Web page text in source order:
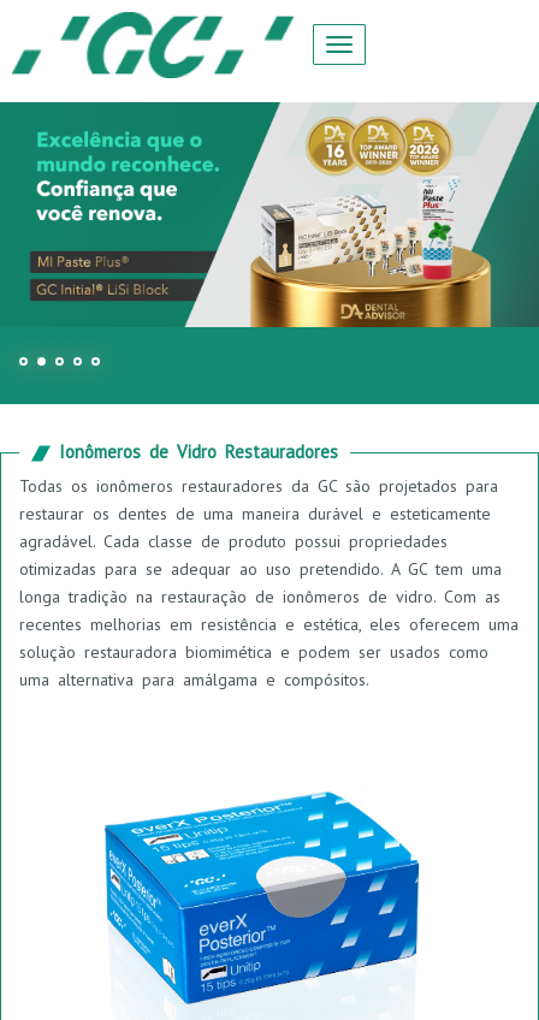
Ionômeros de Vidro Restauradores
Todas os ionômeros restauradores da GC são projetados para
restaurar os dentes de uma maneira durável e esteticamente
agradável. Cada classe de produto possui propriedades
otimizadas para se adequar ao uso pretendido. A GC tem uma
longa tradição na restauração de ionômeros de vidro. Com as
recentes melhorias em resistência e estética, eles oferecem uma
solução restauradora biomimética e podem ser usados como
uma alternativa para amálgama e compósitos.